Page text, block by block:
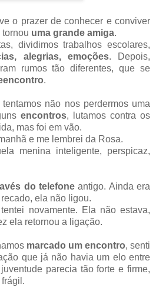
o prazer de conhecer e conviver
uma grande amiga.
dividimos trabalhos escolares,
alegrias, emoções. Depois,
rumos tão diferentes, que se
.
não nos perdermos uma
encontros, lutamos contra os
mas foi em vão.
e me lembrei da Rosa.
menina inteligente, perspicaz,
do telefone antigo. Ainda era
ela não ligou.
novamente. Ela não estava,
ela retornou a ligação.
marcado um encontro, senti
que já não havia um elo entre
parecia tão forte e firme,